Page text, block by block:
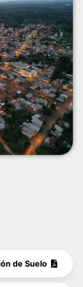
de Suelo